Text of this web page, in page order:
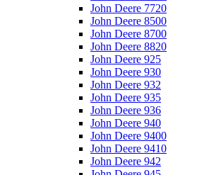
John Deere 7720
John Deere 8500
John Deere 8700
John Deere 8820
John Deere 925
John Deere 930
John Deere 932
John Deere 935
John Deere 936
John Deere 940
John Deere 9400
John Deere 9410
John Deere 942